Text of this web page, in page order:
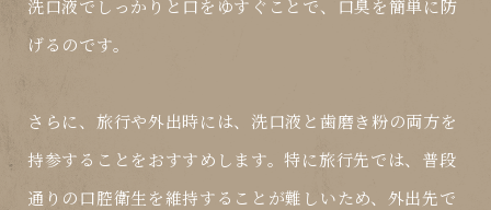
洗口液でしっかりと口をゆすぐことで、口臭を簡単に防
げるのです。
さらに、旅行や外出時には、洗口液と歯磨き粉の両方を
持参することをおすすめします。特に旅行先では、普段
通りの口腔衛生を維持することが難しいため、外出先で